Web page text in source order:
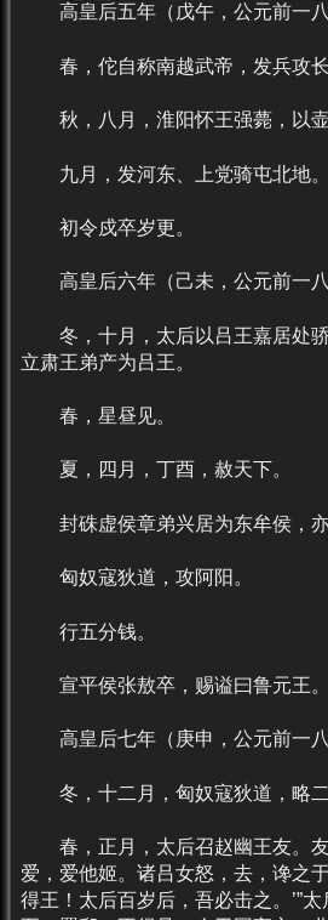
高皇后五年（戊午，公元前一八
春，佗自称南越武帝，发兵攻长
秋，八月，淮阳怀王强薨，以壶
九月，发河东、上党骑屯北地。
初令戍卒岁更。
高皇后六年（己未，公元前一八
冬，十月，太后以吕王嘉居处骄
立肃王弟产为吕王。
春，星昼见。
夏，四月，丁酉，赦天下。
封硃虚侯章弟兴居为东牟侯，亦
匈奴寇狄道，攻阿阳。
行五分钱。
宣平侯张敖卒，赐谥曰鲁元王。
高皇后七年（庚申，公元前一八
冬，十二月，匈奴寇狄道，略二
春，正月，太后召赵幽王友。友
爱，爱他姬。诸吕女怒，去，谗之
得王！太后百岁后，吾必击之。’”